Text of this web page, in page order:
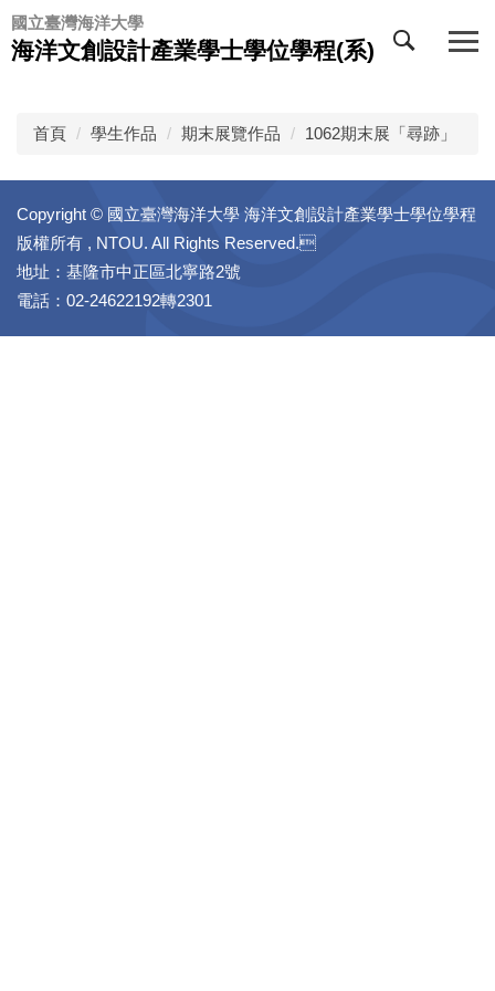
跳
到
主
國立臺灣海洋大學
海洋文創設計產業學士學位學程(系)
首頁 學生作品 期末展覽作品 1062期末展「尋跡」
Copyright © 國立臺灣海洋大學 海洋文創設計產業學士學位學程
版權所有 , NTOU. All Rights Reserved.
地址：基隆市中正區北寧路2號
電話：02-24622192轉2301